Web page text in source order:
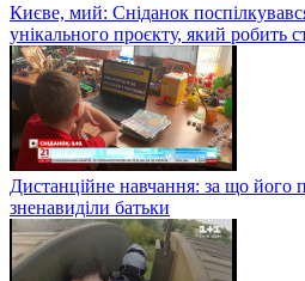
Києве, мий: Сніданок
унікального проєкту, який робить
Дистанційне навчання: за що його
зненавиділи батьки